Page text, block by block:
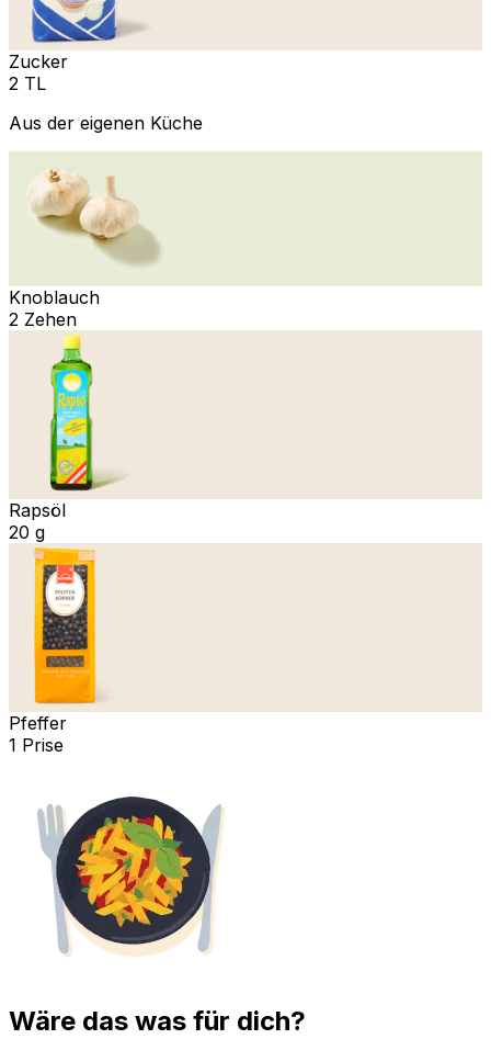
Zucker
2 TL
Aus der eigenen Küche
Knoblauch
2 Zehen
Rapsöl
20 g
Pfeffer
1 Prise
Wäre das was für dich?